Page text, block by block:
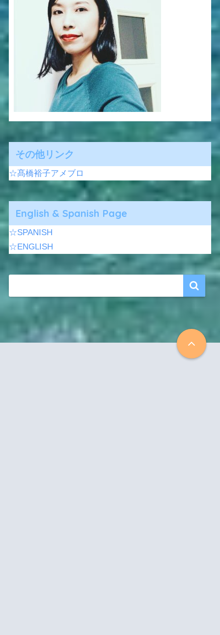
その他リンク
☆髙橋裕子アメブロ
English & Spanish Page
☆SPANISH
☆ENGLISH